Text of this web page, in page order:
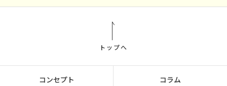
トップへ
コンセプト コラム